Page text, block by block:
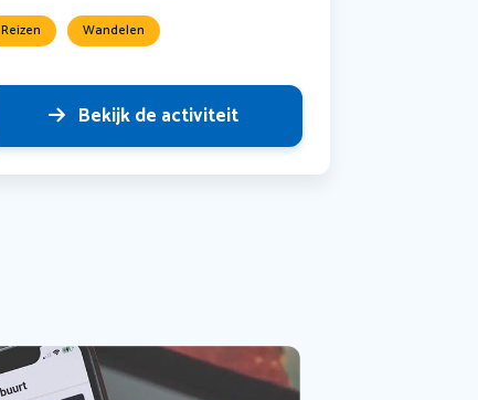
Reizen Wandelen
Bekijk de activiteit